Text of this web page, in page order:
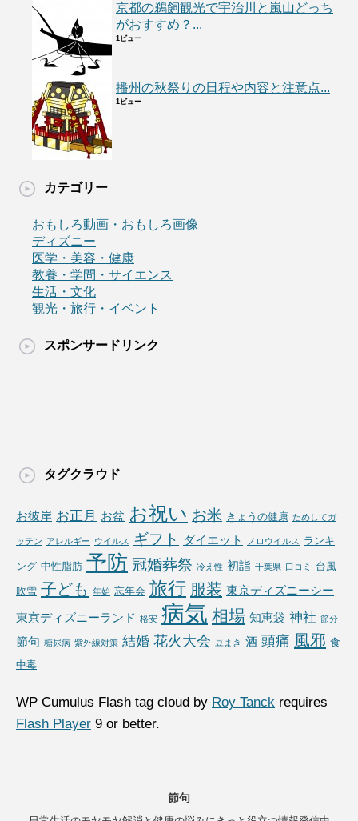
京都の鵜飼観光で宇治川と嵐山どっち
がおすすめ？...
1ビュー
播州の秋祭りの日程や内容と注意点...
1ビュー
カテゴリー
おもしろ動画・おもしろ画像
ディズニー
医学・美容・健康
教養・学問・サイエンス
生活・文化
観光・旅行・イベント
スポンサードリンク
タグクラウド
お彼岸 お正月 お盆 お祝い お米 きょうの健康 ためしてガ
ッテン アレルギー ウイルス ギフト ダイエット ノロウイルス ランキ
ング 中性脂肪 予防 冠婚葬祭 冷え性 初詣 千葉県 口コミ 台風
吹雪 子ども 年始 忘年会 旅行 服装 東京ディズニーシー
東京ディズニーランド 格安 病気 相場 知恵袋 神社 節分
節句 糖尿病 紫外線対策 結婚 花火大会 豆まき 酒 頭痛 風邪 食
中毒
WP Cumulus Flash tag cloud by Roy Tanck requires
Flash Player 9 or better.
節句